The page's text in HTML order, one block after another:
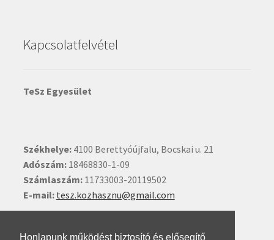
Honlapunk működést biztosító és elősegítő
Kapcsolatfelvétel
TeSz Egyesület
Székhelye:4100 Berettyóújfalu, Bocskai u. 21
Adószám:18468830-1-09
Számlaszám:11733003-20119502
E-mail: tesz.kozhasznu@gmail.com